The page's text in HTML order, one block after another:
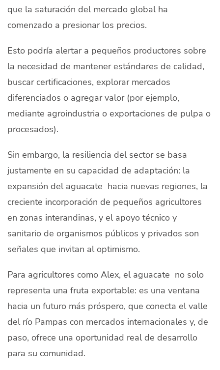
que la saturación del mercado global ha
comenzado a presionar los precios.
Esto podría alertar a pequeños productores sobre
la necesidad de mantener estándares de calidad,
buscar certificaciones, explorar mercados
diferenciados o agregar valor (por ejemplo,
mediante agroindustria o exportaciones de pulpa o
procesados).
Sin embargo, la resiliencia del sector se basa
justamente en su capacidad de adaptación: la
expansión del aguacate hacia nuevas regiones, la
creciente incorporación de pequeños agricultores
en zonas interandinas, y el apoyo técnico y
sanitario de organismos públicos y privados son
señales que invitan al optimismo.
Para agricultores como Alex, el aguacate no solo
representa una fruta exportable: es una ventana
hacia un futuro más próspero, que conecta el valle
del río Pampas con mercados internacionales y, de
paso, ofrece una oportunidad real de desarrollo
para su comunidad.